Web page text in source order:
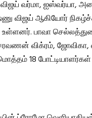
விஜய் வர்மா, ஐஸ்வர்யா,
விஜய் ஆகியோர்
பாவா
விக்ரம், ஜோவிகா,
18